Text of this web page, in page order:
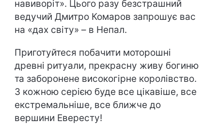
навиворіт». Цього разу безстрашний
ведучий Дмитро Комаров запрошує вас
на «дах світу» – в Непал.
Приготуйтеся побачити моторошні
древні ритуали, прекрасну живу богиню
та заборонене високогірне королівство.
З кожною серією буде все цікавіше, все
екстремальніше, все ближче до
вершини Евересту!